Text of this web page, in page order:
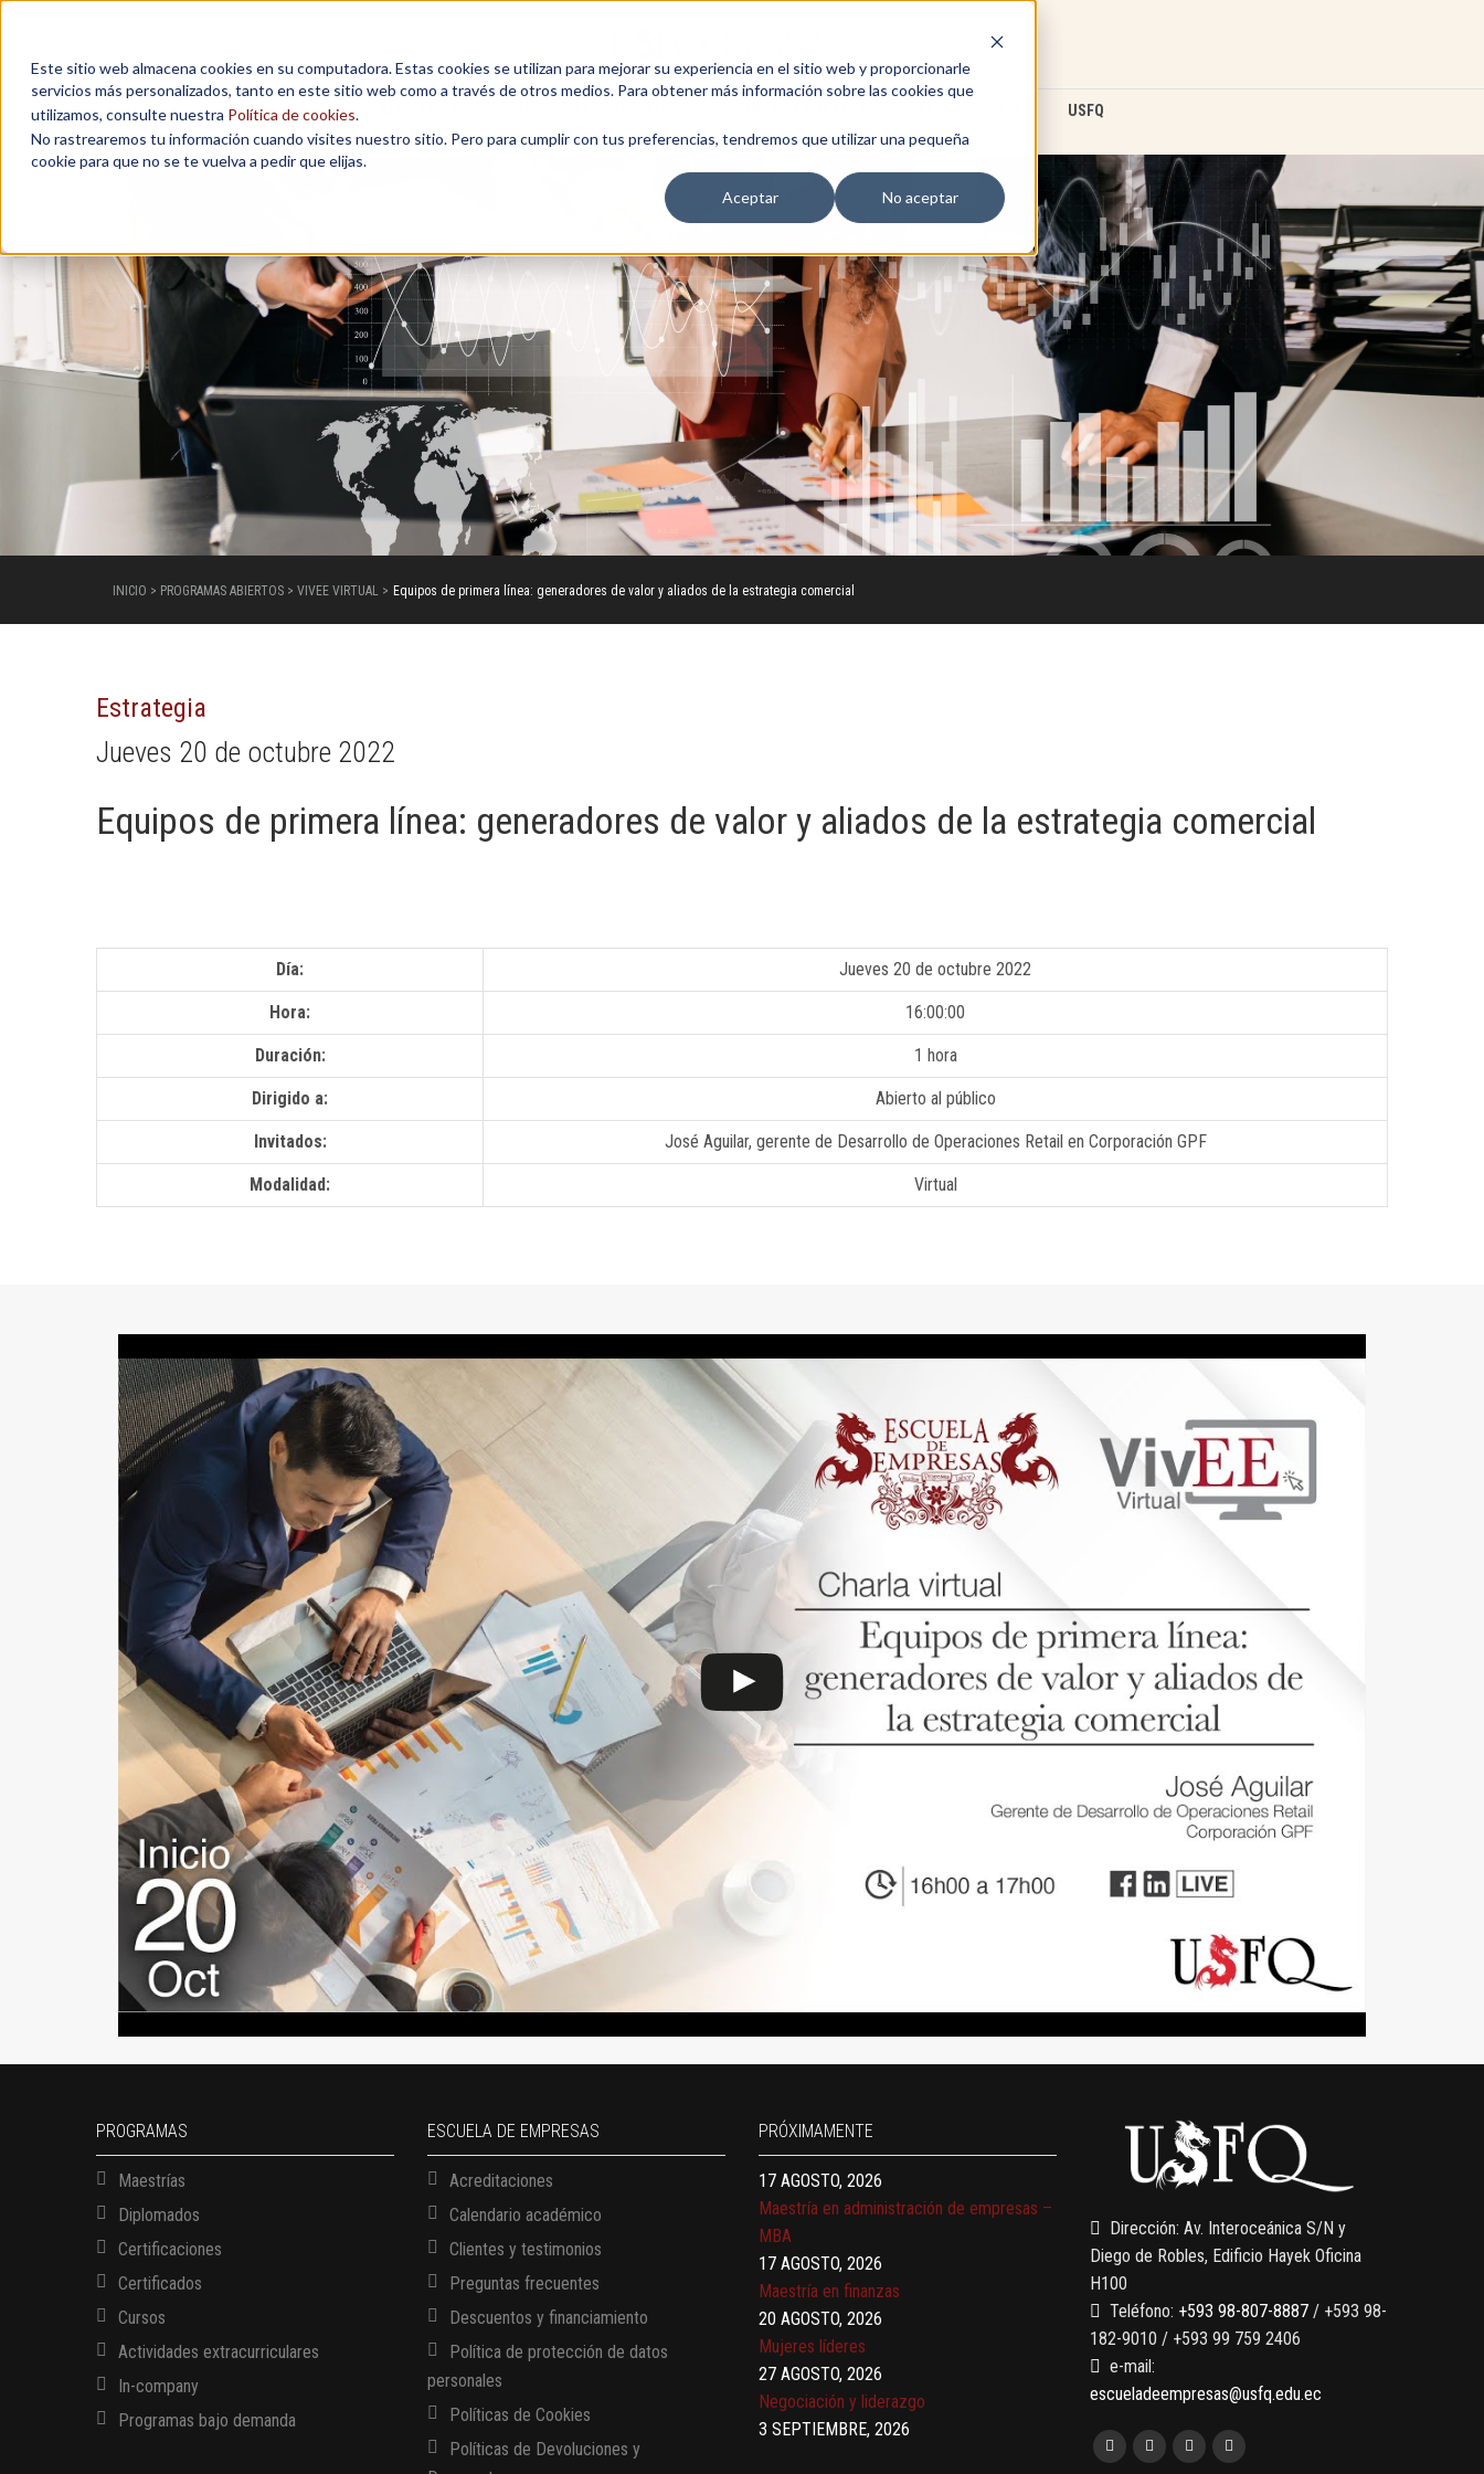
Este sitio web almacena cookies en su computadora. Estas cookies se utilizan para mejorar su experiencia en el sitio web y proporcionarle
servicios más personalizados, tanto en este sitio web como a través de otros medios. Para obtener más información sobre las cookies que
utilizamos, consulte nuestra Política de cookies.
No rastrearemos tu información cuando visites nuestro sitio. Pero para cumplir con tus preferencias, tendremos que utilizar una pequeña
cookie para que no se te vuelva a pedir que elijas.
Aceptar
No aceptar
USFQ
INICIO > PROGRAMAS ABIERTOS > VIVEE VIRTUAL > Equipos de primera línea: generadores de valor y aliados de la estrategia comercial
Estrategia
Jueves 20 de octubre 2022
Equipos de primera línea: generadores de valor y aliados de la estrategia comercial
Día: Jueves 20 de octubre 2022
Hora: 16:00:00
Duración: 1 hora
Dirigido a: Abierto al público
Invitados: José Aguilar, gerente de Desarrollo de Operaciones Retail en Corporación GPF
Modalidad: Virtual
PROGRAMAS
Maestrías
Diplomados
Certificaciones
Certificados
Cursos
Actividades extracurriculares
In-company
Programas bajo demanda
ESCUELA DE EMPRESAS
Acreditaciones
Calendario académico
Clientes y testimonios
Preguntas frecuentes
Descuentos y financiamiento
Política de protección de datos
personales
Políticas de Cookies
Políticas de Devoluciones y
PRÓXIMAMENTE
13 AGOSTO, 2026
Finanzas para no financieros
17 AGOSTO, 2026
17 AGOSTO, 2026
Maestría en administración de empresas –
MBA
17 AGOSTO, 2026
Maestría en finanzas
20 AGOSTO, 2026
Mujeres líderes
27 AGOSTO, 2026
Negociación y liderazgo
3 SEPTIEMBRE, 2026
Comunicación con IA
7 SEPTIEMBRE, 2026
Dirección: Av. Interoceánica S/N y
Diego de Robles, Edificio Hayek Oficina
H100
Teléfono: +593 98-807-8887 / +593 98-
182-9010 / +593 99 759 2406
e-mail:
escueladeempresas@usfq.edu.ec